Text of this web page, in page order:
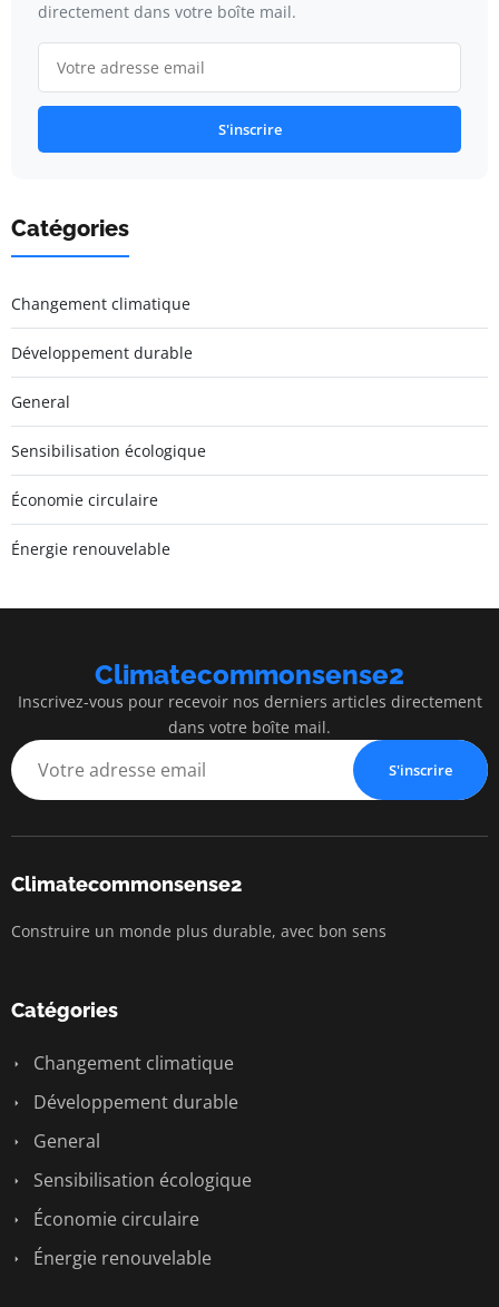
directement dans votre boîte mail.
S'inscrire
Catégories
Changement climatique
Développement durable
General
Sensibilisation écologique
Économie circulaire
Énergie renouvelable
Climatecommonsense2
Inscrivez-vous pour recevoir nos derniers articles directement
dans votre boîte mail.
S'inscrire
Climatecommonsense2
Construire un monde plus durable, avec bon sens
Catégories
Changement climatique
Développement durable
General
Sensibilisation écologique
Économie circulaire
Énergie renouvelable